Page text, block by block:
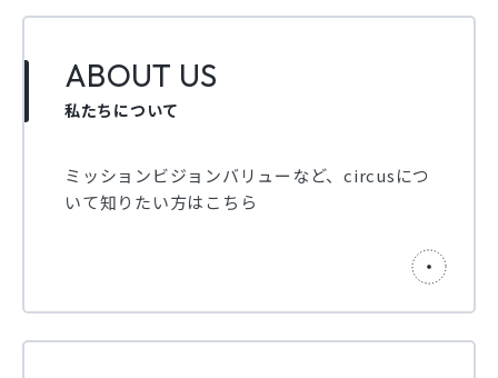
ABOUT US
私たちについて
ミッションビジョンバリューなど、circusにつ
いて知りたい方はこちら